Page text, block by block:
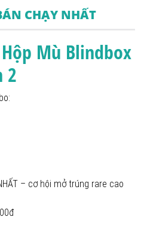
CHẠY NHẤT
Mù Blindbox
2
– cơ hội mở trúng rare cao